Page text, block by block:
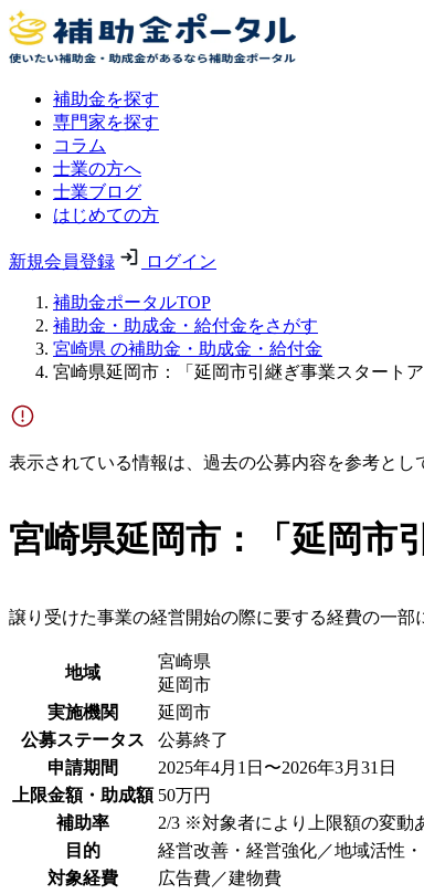
補助金を探す
専門家を探す
コラム
士業の方へ
士業ブログ
はじめての方
新規会員登録 ログイン
補助金ポータルTOP
補助金・助成金・給付金をさがす
宮崎県 の補助金・助成金・給付金
宮崎県延岡市：「延岡市引継ぎ事業スタート
表示されている情報は、過去の公募内容を参考とし
宮崎県延岡市：「延岡市
譲り受けた事業の経営開始の際に要する経費の一部
地域
宮崎県
延岡市
実施機関
延岡市
公募ステータス
公募終了
申請期間
2025年4月1日〜2026年3月31日
上限金額・助成額 50万円
補助率
2/3 ※対象者により上限額の変動
目的
経営改善・経営強化／地域活性
対象経費
広告費／建物費